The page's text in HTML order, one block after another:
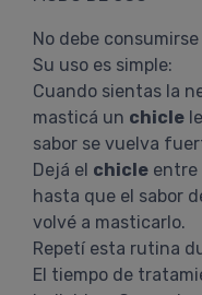
No debe
Su uso es simple:
Cuando sientas la
masticá un chicle
sabor se vuelva
Dejá el chicle entre
hasta que el sabor
volvé a masticarlo.
Repetí esta rutina
El tiempo de